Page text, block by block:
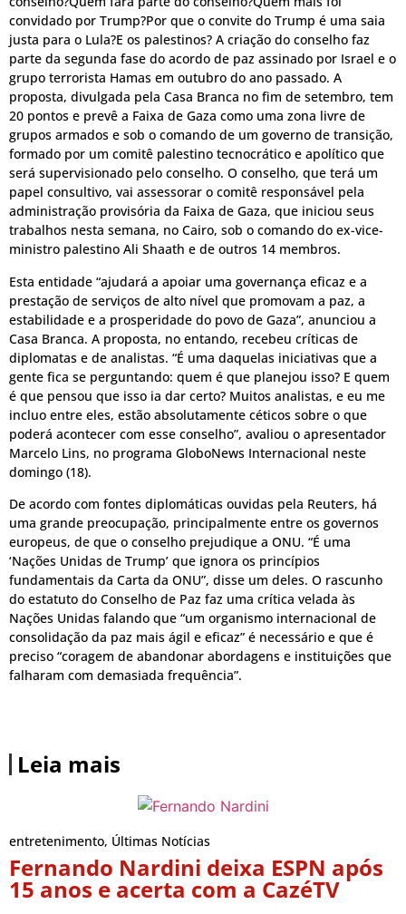
convidado por Trump?Por que o convite do Trump é uma saia
justa para o Lula?E os palestinos? A criação do conselho faz
parte da segunda fase do acordo de paz assinado por Israel e o
grupo terrorista Hamas em outubro do ano passado. A
proposta, divulgada pela Casa Branca no fim de setembro, tem
20 pontos e prevê a Faixa de Gaza como uma zona livre de
grupos armados e sob o comando de um governo de transição,
formado por um comitê palestino tecnocrático e apolítico que
será supervisionado pelo conselho. O conselho, que terá um
papel consultivo, vai assessorar o comitê responsável pela
administração provisória da Faixa de Gaza, que iniciou seus
trabalhos nesta semana, no Cairo, sob o comando do ex-vice-
ministro palestino Ali Shaath e de outros 14 membros.
Esta entidade “ajudará a apoiar uma governança eficaz e a
prestação de serviços de alto nível que promovam a paz, a
estabilidade e a prosperidade do povo de Gaza”, anunciou a
Casa Branca. A proposta, no entando, recebeu críticas de
diplomatas e de analistas. “É uma daquelas iniciativas que a
gente fica se perguntando: quem é que planejou isso? E quem
é que pensou que isso ia dar certo? Muitos analistas, e eu me
incluo entre eles, estão absolutamente céticos sobre o que
poderá acontecer com esse conselho”, avaliou o apresentador
Marcelo Lins, no programa GloboNews Internacional neste
domingo (18).
De acordo com fontes diplomáticas ouvidas pela Reuters, há
uma grande preocupação, principalmente entre os governos
europeus, de que o conselho prejudique a ONU. “É uma
‘Nações Unidas de Trump’ que ignora os princípios
fundamentais da Carta da ONU”, disse um deles. O rascunho
do estatuto do Conselho de Paz faz uma crítica velada às
Nações Unidas falando que “um organismo internacional de
consolidação da paz mais ágil e eficaz” é necessário e que é
preciso “coragem de abandonar abordagens e instituições que
falharam com demasiada frequência”.
Leia mais
entretenimento, Últimas Notícias
Fernando Nardini deixa ESPN após
15 anos e acerta com a CazéTV